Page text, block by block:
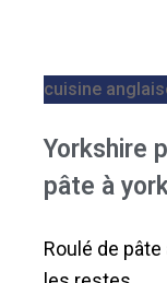
cuisine
Yorkshire
pâte à
Roulé de